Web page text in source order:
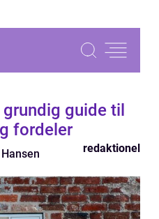
guide til
fordeler
redaktionel